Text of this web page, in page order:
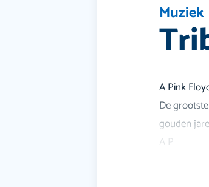
Muziek
A Pink
De
gouden
A P